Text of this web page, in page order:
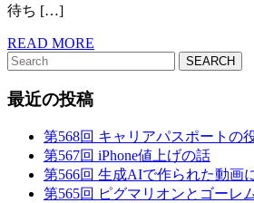
具
待ち […]
READ MORE
Search
for:
最近の投稿
第568回 キャリアパスポートの
第567回 iPhone値上げの話
第566回 生成AIで作られた動画
第565回 ピグマリオンとゴーレ